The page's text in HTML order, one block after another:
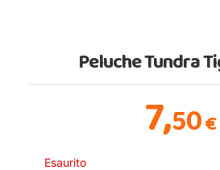
Peluche Tundra
7,50€
Esaurito